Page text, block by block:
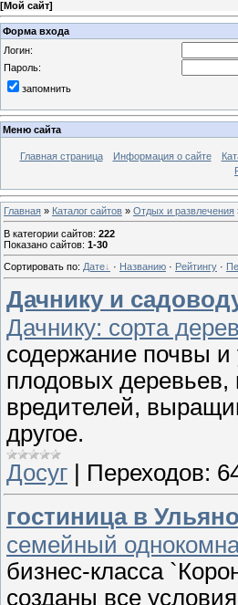
[Мой сайт]
Форма входа
Логин:
Пароль:
запомнить
Меню сайта
Главная страница Информация о сайте
Главная » Каталог сайтов » Отдых и развлечения
В категории сайтов: 222
Показано сайтов: 1-30
Сортировать по: Дате · Названию · Рейтингу ·
Дачнику и
Дачнику: сорта
содержание почвы
плодовых деревьев,
вредителей,
другое.
Досуг
Переходов:
гостиница в
семейный
бизнес-класса
созданы все